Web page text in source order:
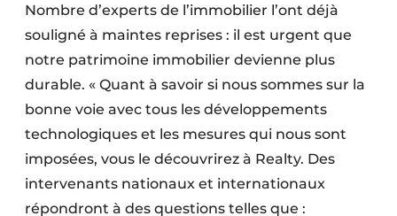
Nombre d’experts de l’immobilier l’ont déjà
souligné à maintes reprises : il est urgent que
notre patrimoine immobilier devienne plus
durable. « Quant à savoir si nous sommes sur la
bonne voie avec tous les développements
technologiques et les mesures qui nous sont
imposées, vous le découvrirez à Realty. Des
intervenants nationaux et internationaux
répondront à des questions telles que :